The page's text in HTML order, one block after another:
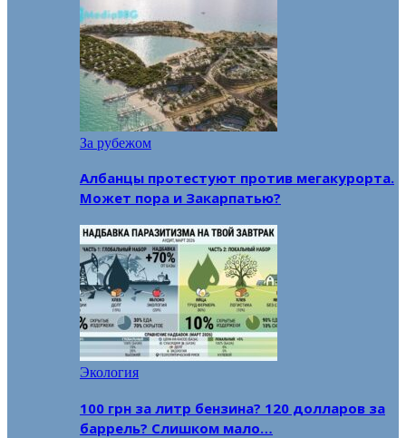
За рубежом
Албанцы протестуют против мегакурорта.
Может пора и Закарпатью?
Экология
100 грн за литр бензина? 120 долларов за
баррель? Слишком мало…